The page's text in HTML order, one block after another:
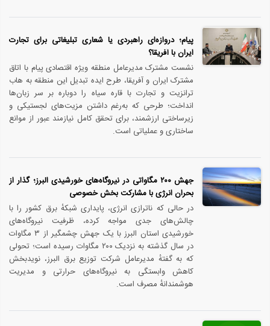
پیام؛ دروازه‌ای راهبردی یا شعاری تبلیغاتی برای تجارت
ایران با آفریقا؟
نشست مشترک مدیرعامل منطقه ویژه اقتصادی پیام با اتاق
مشترک ایران و آفریقا، طرح ایده تبدیل این منطقه به هاب
ترانزیت و تجارت با قاره سیاه را دوباره بر سر زبان‌ها
انداخت؛ طرحی که به‌رغم داشتن مزیت‌های لجستیکی و
زیرساختی ارزشمند، برای تحقق کامل نیازمند عبور از موانع
ساختاری و عملیاتی است.
جهش ۲۰۰ مگاواتی در نیروگاه‌های خورشیدی البرز؛ گذار از
بحران انرژی با مشارکت بخش خصوصی
در حالی که ناترازی انرژی، پایداری شبکهٔ برق کشور را با
چالش‌های جدی مواجه کرده، ظرفیت نیروگاه‌های
خورشیدی استان البرز با یک جهش چشمگیر از ۳ مگاوات
در سال گذشته به نزدیک ۲۰۰ مگاوات رسیده است؛ تحولی
که به گفتهٔ مدیرعامل شرکت توزیع برق البرز، نویدبخش
کاهش وابستگی به نیروگاه‌های حرارتی و مدیریت
هوشمندانهٔ مصرف است.